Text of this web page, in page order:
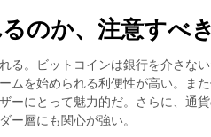
のか、注意すべ
る。ビットコインは銀行を介さな
ムを始められる利便性が高い。ま
ーにとって魅力的だ。さらに、通
ー層にも関心が強い。